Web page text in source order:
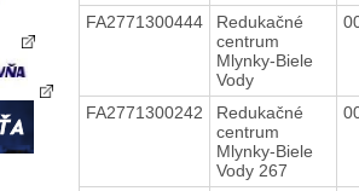
FA2771300444
Redukačné
centrum
Mlynky-Biele
Vody
FA2771300242
Redukačné
centrum
Mlynky-Biele
Vody 267